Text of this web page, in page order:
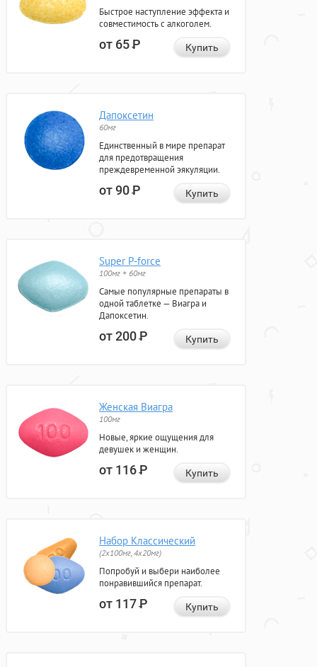
Быстрое наступление эффекта и
совместимость с алкоголем.
от 65Р Купить
Дапоксетин
60мг
Единственный в мире препарат
для предотвращения
преждевременной эякуляции.
от 90Р Купить
Super P-force
100мг + 60мг
Самые популярные препараты в
одной таблетке — Виагра и
Дапоксетин.
от 200Р Купить
Женская Виагра
100мг
Новые, яркие ощущения для
девушек и женщин.
от 116Р Купить
Набор Классический
(2x100мг, 4x20мг)
Попробуй и выбери наиболее
понравившийся препарат.
от 117Р Купить